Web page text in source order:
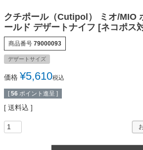
クチポール（Cutipol） ミオ/MIO
ールド デザートナイフ [ネコポス
商品番号 79000093
デザートサイズ
価格 ¥5,610税込
[ 56 ポイント進呈 ]
送料込